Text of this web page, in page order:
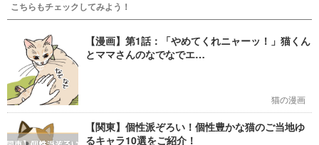
こちらもチェックしてみよう！
【漫画】第1話：「やめてくれニャーッ！」猫くん
とママさんのなでなでエ…
猫の漫画
【関東】個性派ぞろい！個性豊かな猫のご当地ゆ
るキャラ10選をご紹介！